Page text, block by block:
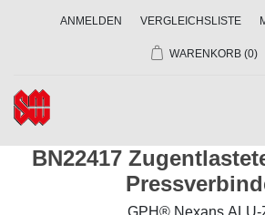
ANMELDEN VERGLEICHSLISTE
WARENKORB (0)
BN22417
GPH® Nexans ALU-